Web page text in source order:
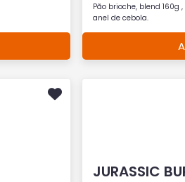
Pão brioche, blend
anel de cebola.
JURASSIC